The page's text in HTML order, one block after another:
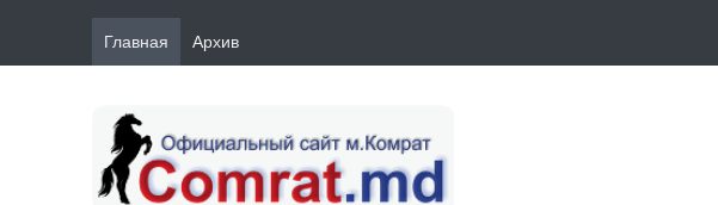
Главная Архив